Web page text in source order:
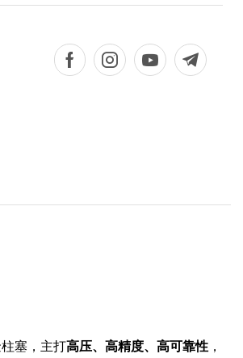
塞，主打高压、高精度、高可靠性 ，